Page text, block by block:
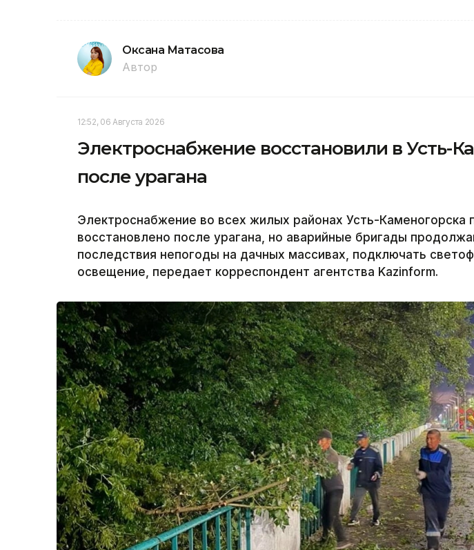
Оксана Матасова
Автор
12:52, 06 Августа 2026
Электроснабжение восстановили в Усть-
после урагана
Электроснабжение во всех жилых районах Усть-Каменогорска
восстановлено после урагана, но аварийные бригады
последствия непогоды на дачных массивах, подключать
освещение, передает корреспондент агентства Kazinform.